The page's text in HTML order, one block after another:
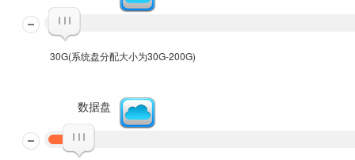
30G(系统盘分配大小为30G-200G)
数据盘